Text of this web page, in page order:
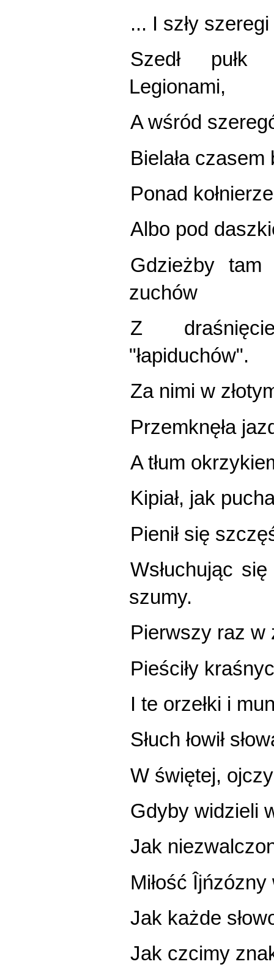
... I szły
Szedł
Legionami,
A wśród
Bielała
Ponad
Albo pod
Gdzieżby
zuchów
Z
"łapiduchów".
Za nimi w
Przemknęła
A tłum
Kipiał, jak
Pienił się
Wsłuchując
szumy.
Pierwszy raz w
Pieściły
I te orzełki i
Słuch łowił
W świętej,
Gdyby widzieli
Jak
Miłość
Jak każde
Jak czcimy